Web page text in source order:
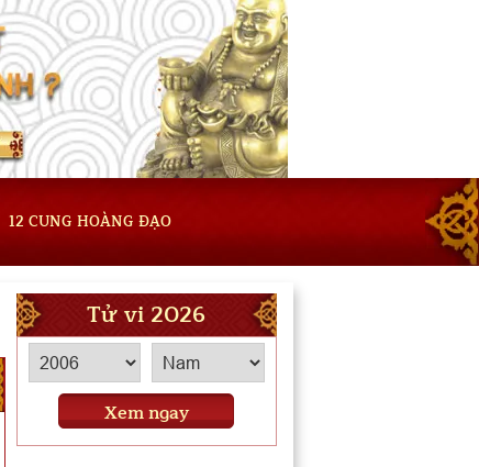
12 CUNG HOÀNG ĐẠO
Tử vi 2026
Xem ngay